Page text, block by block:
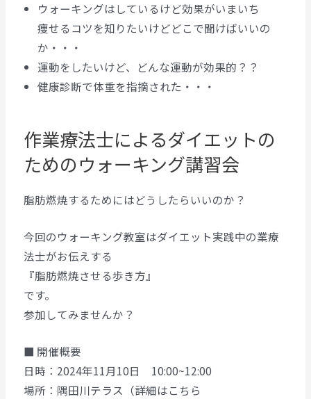
ウォーキングはしているけど効果がいまいち
痩せるコツを知りたいけどどこで聞けばいいの
か・・・
運動をしたいけど、どんな運動が効果的？？
健康診断で体重を指摘された・・・
作業療法士によるダイエットの
ためのウォーキング講習会
脂肪燃焼するためにはどうしたらいいのか？
今回のウォーキング教室はダイエット実践中の業療
法士がお伝えする
『脂肪燃焼させる歩き方』
です。
参加してみませんか？
■ 開催概要
日時：2024年11月10日 10:00~12:00
場所：隅田川テラス（詳細はこちら